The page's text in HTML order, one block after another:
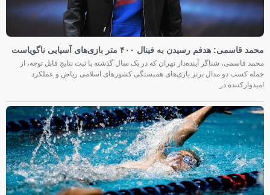
محمد قاسمی: هدفم رسیدن به فینال ۴۰۰ متر بازی‌های آسیایی ناگویاست
محمد قاسمی، شناگر آینده‌دار تهران که در یک سال گذشته با ثبت نتایج قابل توجه، از
جمله کسب دو مدال برنز بازی‌های همبستگی کشورهای اسلامی ریاض و عملکرد
امیدوارکننده در